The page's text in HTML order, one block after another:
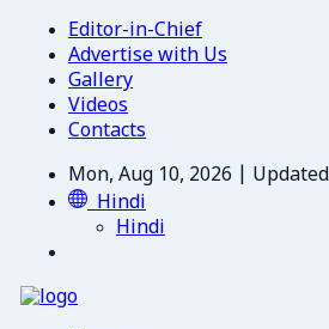
Editor-in-Chief
Advertise with Us
Gallery
Videos
Contacts
Mon, Aug 10, 2026 |
Hindi
Hindi